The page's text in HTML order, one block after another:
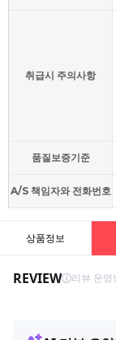
취급시 주의사항
품질보증기준
A/S 책임자와 전화번호
상품정보